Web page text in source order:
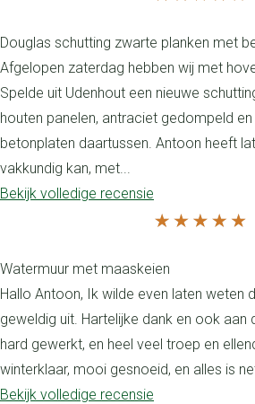
Douglas schutting zwarte planken met
Afgelopen zaterdag hebben wij met
Spelde uit Udenhout een nieuwe
houten panelen, antraciet gedompeld
betonplaten daartussen. Antoon heeft
vakkundig kan, met...
Bekijk volledige recensie
Watermuur met maaskeien
Hallo Antoon, Ik wilde even laten weten
geweldig uit. Hartelijke dank en ook aan
hard gewerkt, en heel veel troep en
winterklaar, mooi gesnoeid, en alles is
Bekijk volledige recensie